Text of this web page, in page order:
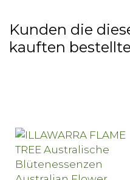
Kunden die
kauften